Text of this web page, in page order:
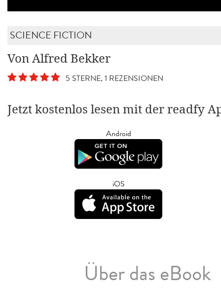
SCIENCE FICTION
Von Alfred Bekker
5 STERNE, 1 REZENSIONEN
Jetzt kostenlos lesen mit der readfy
Android
iOS
Über das eBook